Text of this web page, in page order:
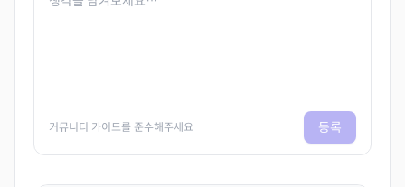
커뮤니티 가이드를 준수해주세요 등록